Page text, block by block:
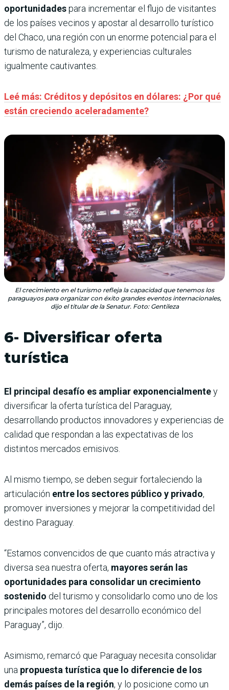
oportunidadespara incrementar el flujo de visitantes
de los países vecinos y apostar al desarrollo turístico
del Chaco, una región con un enorme potencial para el
turismo de naturaleza, y experiencias culturales
igualmente cautivantes.
Leé más: Créditos y depósitos en dólares: ¿Por qué
están creciendo aceleradamente?
El crecimiento en el turismo refleja la capacidad que tenemos los
paraguayos para organizar con éxito grandes eventos internacionales,
dijo el titular de la Senatur. Foto: Gentileza
6- Diversificar oferta
turística
El principal desafío es ampliar exponencialmentey
diversificar la oferta turística del Paraguay,
desarrollando productos innovadores y experiencias de
calidad que respondan a las expectativas de los
distintos mercados emisivos.
Al mismo tiempo, se deben seguir fortaleciendo la
articulación entre los sectores público y privado,
promover inversiones y mejorar la competitividad del
destino Paraguay.
“Estamos convencidos de que cuanto más atractiva y
diversa sea nuestra oferta, mayores serán las
oportunidades para consolidar un crecimiento
sostenido del turismo y consolidarlo como uno de los
principales motores del desarrollo económico del
Paraguay”, dijo.
Asimismo, remarcó que Paraguay necesita consolidar
una propuesta turística que lo diferencie de los
demás países de la región, y lo posicione como un